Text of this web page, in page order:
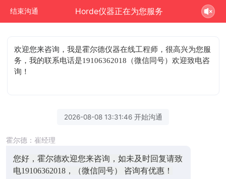
结束沟通 Horde仪器正在为您服务
欢迎您来咨询 ，我是霍尔德仪器在线工程师，很高兴为您服
务，我的联系电话是19106362018（微信同号）欢迎致电咨
询！
2026-08-08 13:31:46 开始沟通
霍尔德：崔经理
您好，霍尔德欢迎您来咨询，如未及时回复请致
电19106362018，（微信同号） 咨询有优惠！